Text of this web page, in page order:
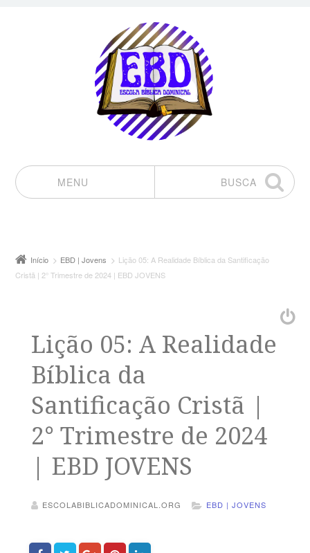
MENU
BUSCA
Início EBD | Jovens
Lição 05: A Realidade Bíblica da Santificação
Cristã | 2° Trimestre de 2024 | EBD JOVENS
Lição 05: A Realidade
Bíblica da
Santificação Cristã |
2° Trimestre de 2024
| EBD JOVENS
ESCOLABIBLICADOMINICAL.ORG EBD | JOVENS